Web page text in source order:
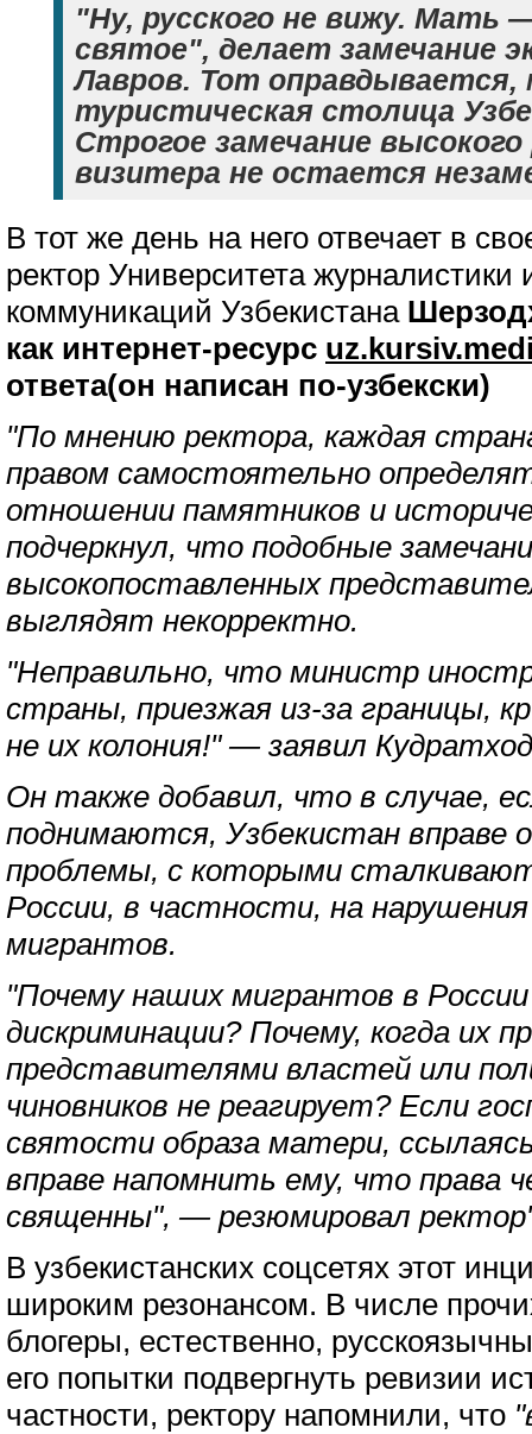
"Ну, русского не вижу. Мать
святое", делает замечание
Лавров. Тот оправдывается,
туристическая столица
Строгое замечание высокого
визитера не остается
В тот же день на него отвечает в
ректор Университета журналистики
коммуникаций Узбекистана
как интернет-ресурс
ответа(он написан по-узбекски)
"По мнению ректора, каждая
правом самостоятельно
отношении памятников и
подчеркнул, что подобные
высокопоставленных
выглядят некорректно.
"Неправильно, что министр
страны, приезжая из-за границы,
не их колония!" — заявил
Он также добавил, что в случае,
поднимаются, Узбекистан вправе
проблемы, с которыми
России, в частности, на
мигрантов.
"Почему наших мигрантов в
дискриминации? Почему, когда их
представителями властей или
чиновников не реагирует? Если
святости образа матери,
вправе напомнить ему, что права
священны", — резюмировал
В узбекистанских соцсетях этот
широким резонансом. В числе
блогеры, естественно,
его попытки подвергнуть ревизии
частности, ректору напомнили, что